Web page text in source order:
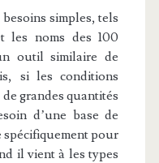
simples, tels
les noms des 100
outil similaire de
si les conditions
grandes quantités
d’une base de
spécifiquement pour
il vient à les types